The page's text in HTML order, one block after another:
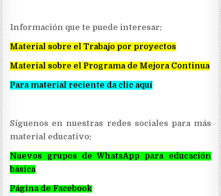
Información que te puede interesar:
Material sobre el Trabajo por proyectos
Material sobre el Programa de Mejora Continua
Para material reciente da clic aquí
Síguenos en nuestras redes sociales para más
material educativo:
Nuevos grupos de WhatsApp para educación
básica
Página de Facebook